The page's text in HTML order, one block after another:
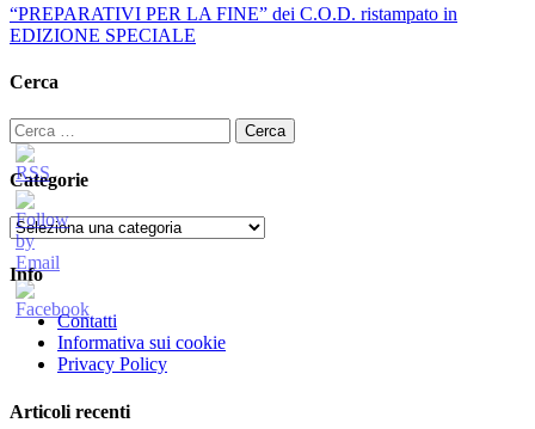
“PREPARATIVI PER LA FINE” dei C.O.D. ristampato in
EDIZIONE SPECIALE
Cerca
Ricerca
per:
Categorie
Categorie
Info
Contatti
Informativa sui cookie
Privacy Policy
Articoli recenti